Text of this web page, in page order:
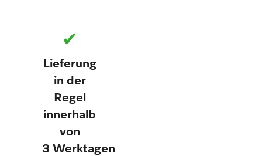
✔
Lieferung
in der
Regel
innerhalb
von
3 Werktagen